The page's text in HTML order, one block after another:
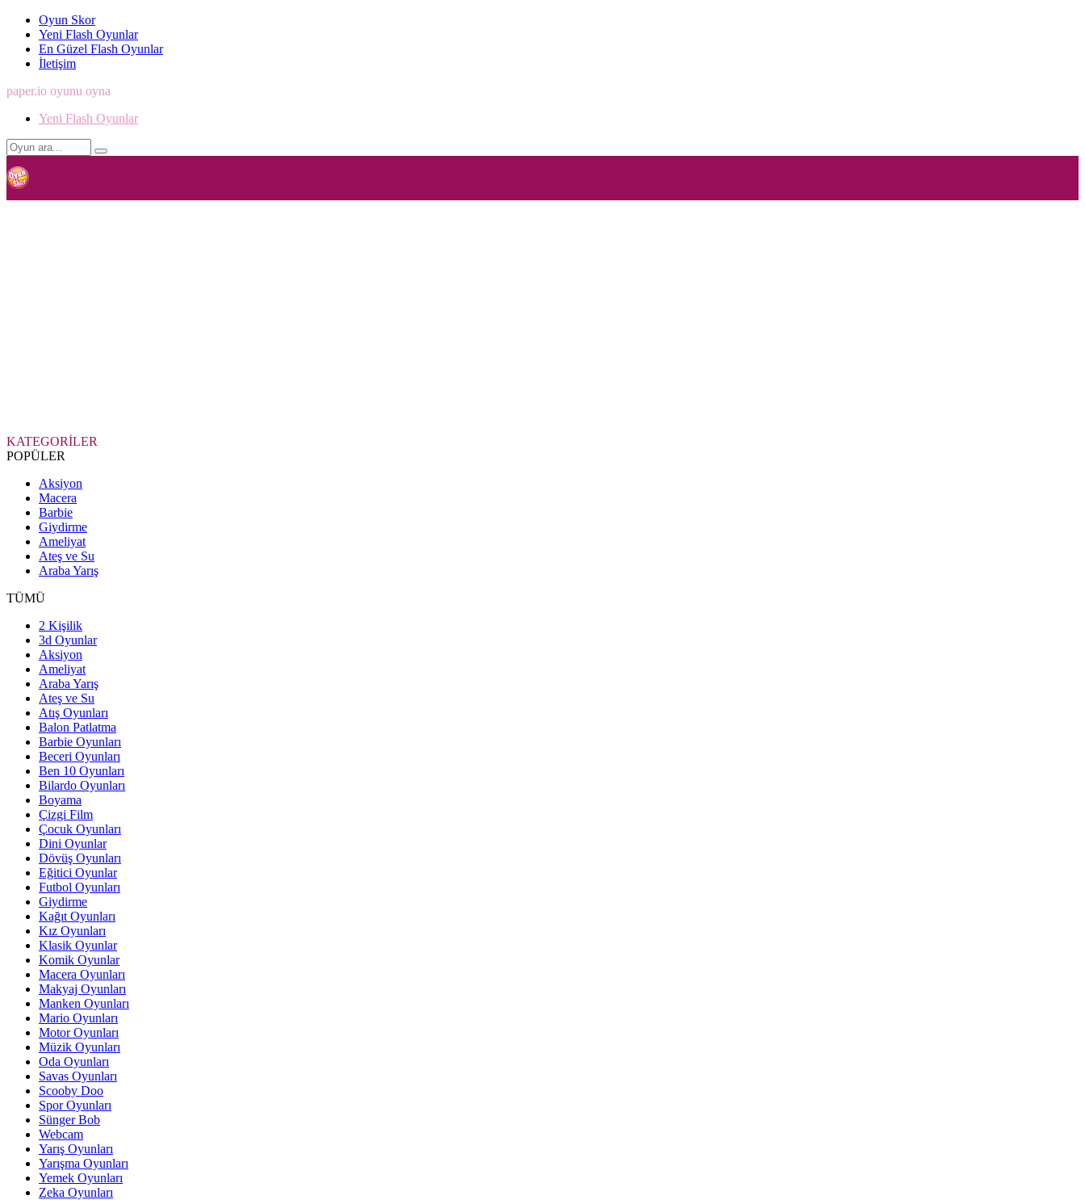
Oyun Skor
Yeni Flash Oyunlar
En Güzel Flash Oyunlar
İletişim
paper.io oyunu oyna
Yeni Flash Oyunlar
KATEGORİLER
POPÜLER
Aksiyon
Macera
Barbie
Giydirme
Ameliyat
Ateş ve Su
Araba Yarış
TÜMÜ
2 Kişilik
3d Oyunlar
Aksiyon
Ameliyat
Araba Yarış
Ateş ve Su
Atış Oyunları
Balon Patlatma
Barbie Oyunları
Beceri Oyunları
Ben 10 Oyunları
Bilardo Oyunları
Boyama
Çizgi Film
Çocuk Oyunları
Dini Oyunlar
Dövüş Oyunları
Eğitici Oyunlar
Futbol Oyunları
Giydirme
Kağıt Oyunları
Kız Oyunları
Klasik Oyunlar
Komik Oyunlar
Macera Oyunları
Makyaj Oyunları
Manken Oyunları
Mario Oyunları
Motor Oyunları
Müzik Oyunları
Oda Oyunları
Savas Oyunları
Scooby Doo
Spor Oyunları
Sünger Bob
Webcam
Yarış Oyunları
Yarışma Oyunları
Yemek Oyunları
Zeka Oyunları